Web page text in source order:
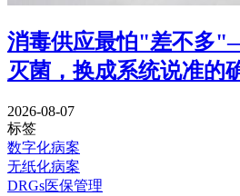
消毒供应最怕"差不多
灭菌，换成系统说准的
2026-08-07
标签
数字化病案
无纸化病案
DRGs医保管理